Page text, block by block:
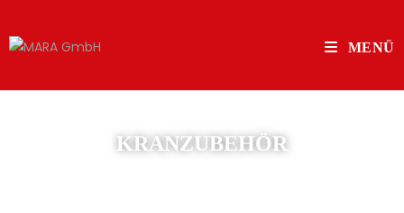
MENÜ
KRANZUBEHÖR